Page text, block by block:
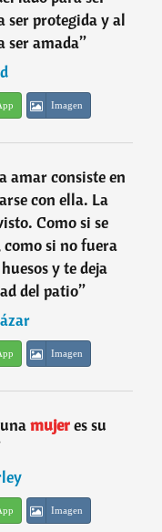
ser protegida y al
ser amada”
Imagen
amar consiste en
con ella. La
Como si se
si no fuera
y te deja
del patio”
Imagen
mujeres su
Imagen